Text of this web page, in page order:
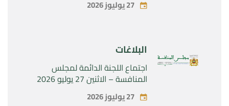
SAS »27 يوليوز 2026
البلاغات
اجتماع اللجنة الدائمة لمجلس
المنافسة – الاثنين 27 يوليو 2026
27 يوليوز 2026